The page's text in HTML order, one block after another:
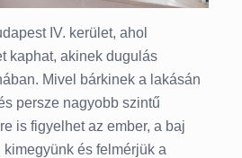
IV. kerület, ahol
kaphat, akinek dugulás
Mivel bárkinek a lakásán
persze nagyobb szintű
is figyelhet az ember, a baj
és felmérjük a